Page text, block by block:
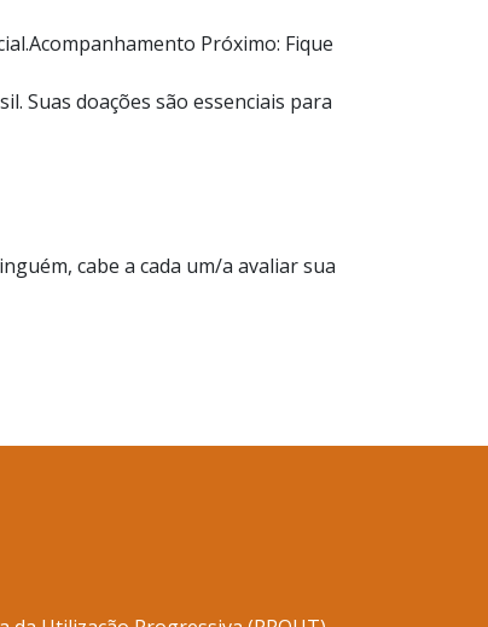
Próximo: Fique
Suas doações são essenciais para
cabe a cada um/a avaliar sua